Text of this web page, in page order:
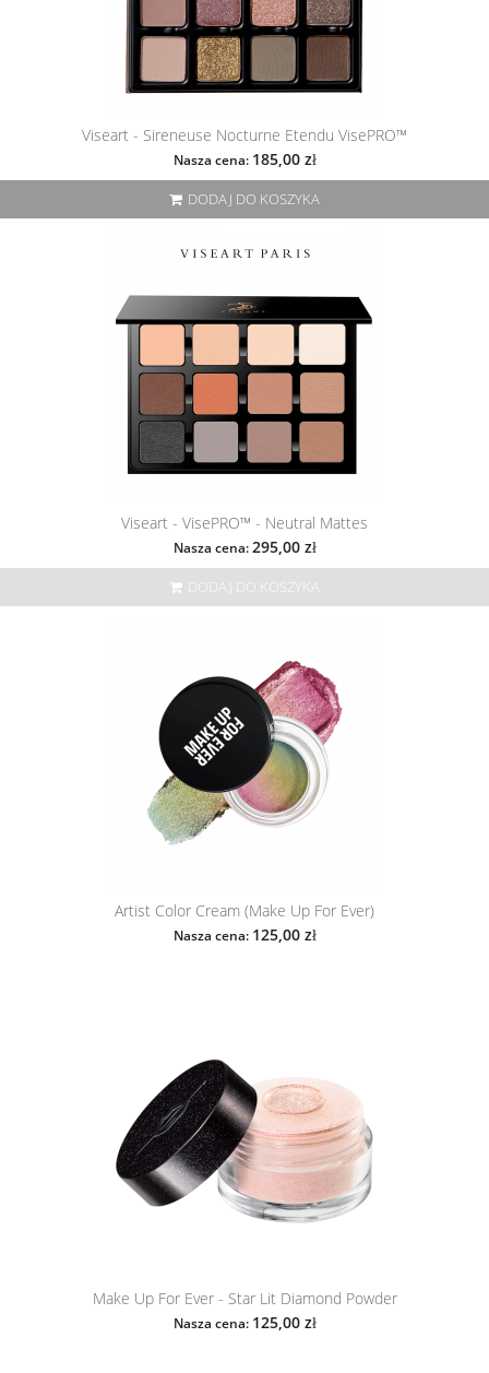
Viseart - Sireneuse Nocturne Etendu VisePRO™
Nasza cena: 185,00 zł
DODAJ DO KOSZYKA
Viseart - VisePRO™ - Neutral Mattes
Nasza cena: 295,00 zł
DODAJ DO KOSZYKA
Artist Color Cream (Make Up For Ever)
Nasza cena: 125,00 zł
Make Up For Ever - Star Lit Diamond Powder
Nasza cena: 125,00 zł